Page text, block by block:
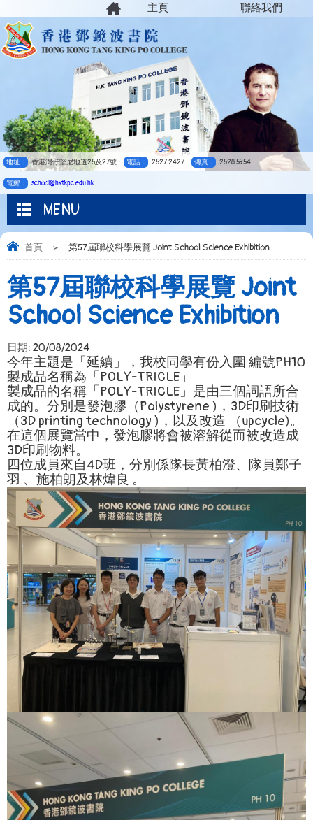
地址： 香港灣仔堅尼地道25及27號 電話： 2527 2427 傳真： 2528 5954
電郵： school@hktkpc.edu.hk
聯絡我們
主頁
MENU
首頁 > 第57屆聯校科學展覽 Joint School Science Exhibition
第57屆聯校科學展覽 Joint
School Science Exhibition
日期: 20/08/2024
今年主題是「延續」，我校同學有份入圍 編號PH10
製成品名稱為「POLY-TRICLE」
製成品的名稱「POLY-TRICLE」是由三個詞語所合
成的。分別是發泡膠（Polystyrene )，3D印刷技術
（3D printing technology )，以及改造 （upcycle)。
在這個展覽當中，發泡膠將會被溶解從而被改造成
3D印刷物料。
四位成員來自4D班，分別係隊長黃柏澄、隊員鄭子
羽 、施柏朗及林煒良 。